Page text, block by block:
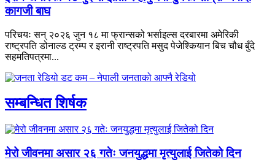
कागजी बाघ
परिचयः सन् २०२६ जुन १८ मा फ्रान्सको भर्साइल्स दरबारमा अमेरिकी
राष्ट्रपति डोनाल्ड ट्रम्प र इरानी राष्ट्रपति मसुद पेजेश्कियान बिच चौध बुँदे
सहमतिपत्रमा...
सम्बन्धित शिर्षक
मेरो जीवनमा असार २६ गतेः जनयुद्धमा मृत्युलाई जितेको दिन